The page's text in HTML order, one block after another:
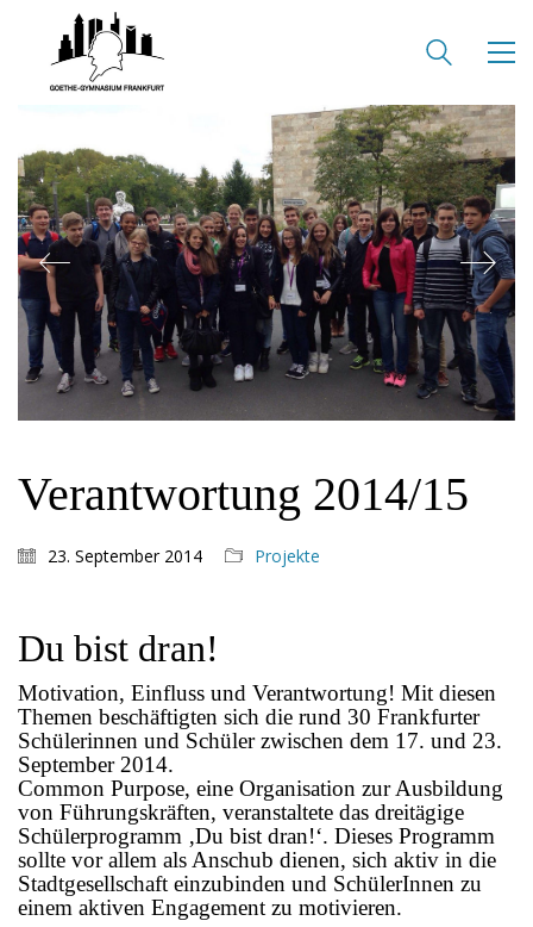
Verantwortung 2014/15
23. September 2014 Projekte
Du bist dran!
Motivation, Einfluss und Verantwortung! Mit diesen
Themen beschäftigten sich die rund 30 Frankfurter
Schülerinnen und Schüler zwischen dem 17. und 23.
September 2014.
Common Purpose, eine Organisation zur Ausbildung
von Führungskräften, veranstaltete das dreitägige
Schülerprogramm ‚Du bist dran!‘. Dieses Programm
sollte vor allem als Anschub dienen, sich aktiv in die
Stadtgesellschaft einzubinden und SchülerInnen zu
einem aktiven Engagement zu motivieren.